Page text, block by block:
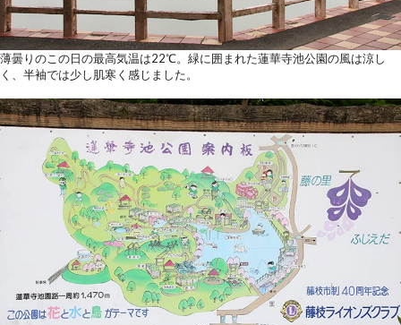
薄曇りのこの日の最高気温は22℃。緑に囲まれた蓮華寺池公園の風は涼し
く、半袖では少し肌寒く感じました。